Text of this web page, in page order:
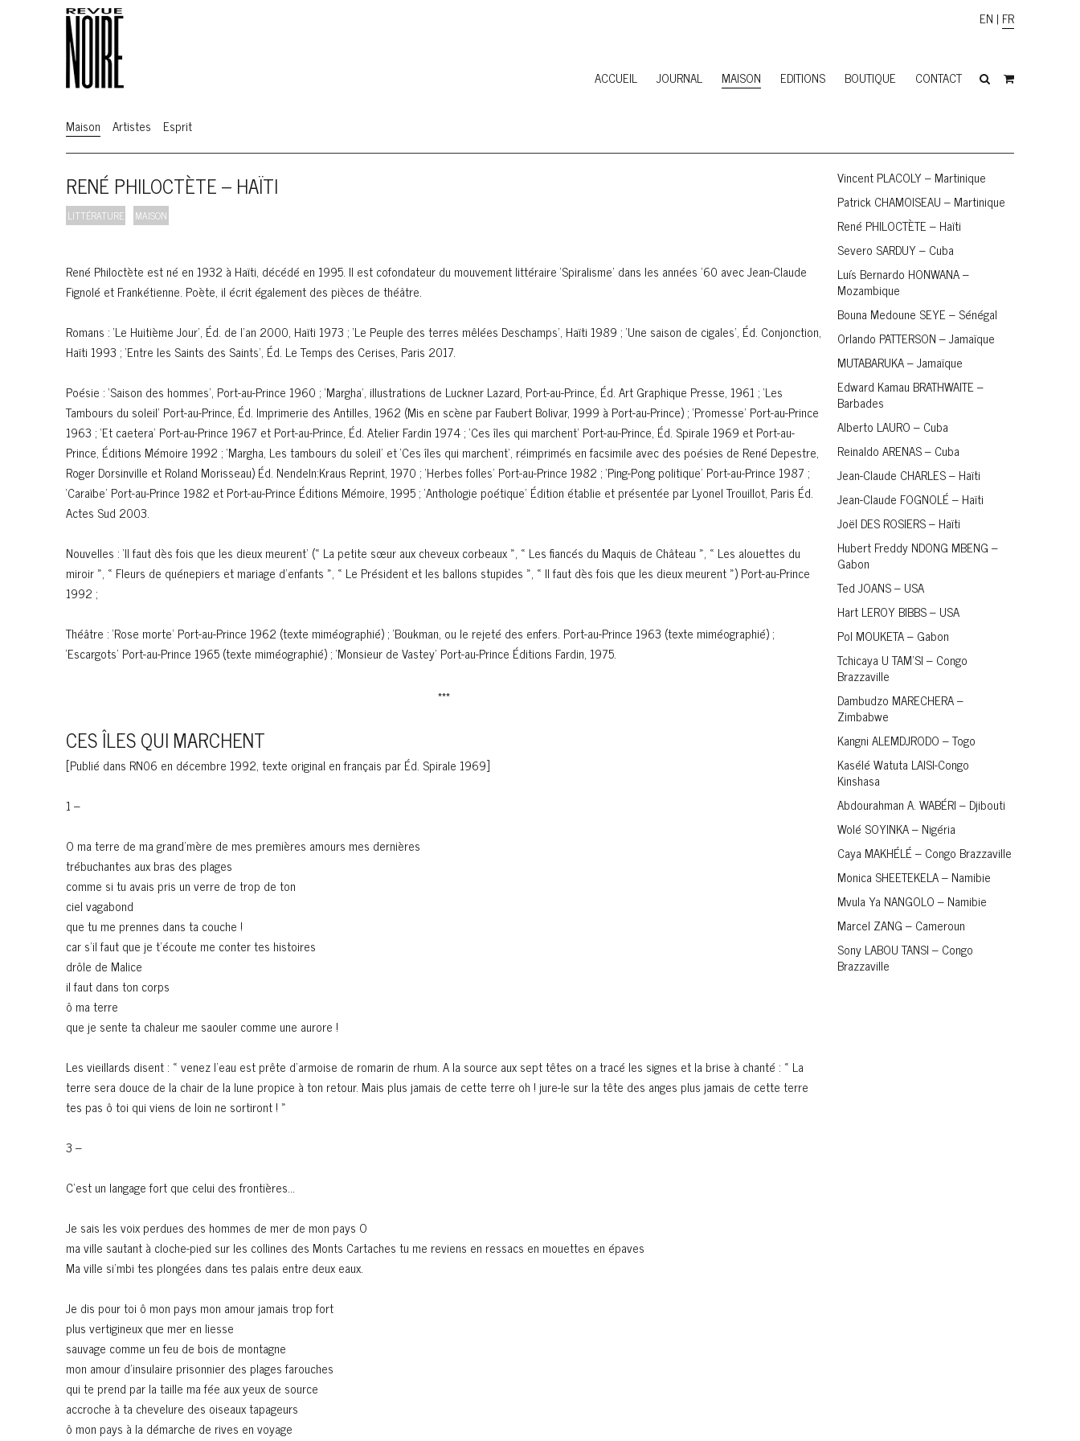
ACCUEIL JOURNAL MAISON EDITIONS BOUTIQUE CONTACT
EN | FR
Maison Artistes Esprit
RENÉ PHILOCTÈTE – HAÏTI
LITTÉRATURE MAISON
René Philoctète est né en 1932 à Haïti, décédé en 1995. Il est cofondateur du mouvement littéraire ‘Spiralisme’ dans les années ’60 avec Jean-Claude
Fignolé et Frankétienne. Poète, il écrit également des pièces de théâtre.
Romans : ‘Le Huitième Jour’, Éd. de l’an 2000, Haïti 1973 ; ‘Le Peuple des terres mêlées Deschamps’, Haïti 1989 ; ‘Une saison de cigales’, Éd. Conjonction,
Haïti 1993 ; ‘Entre les Saints des Saints’, Éd. Le Temps des Cerises, Paris 2017.
Poésie : ‘Saison des hommes’, Port-au-Prince 1960 ; ‘Margha’, illustrations de Luckner Lazard, Port-au-Prince, Éd. Art Graphique Presse, 1961 ; ‘Les
Tambours du soleil’ Port-au-Prince, Éd. Imprimerie des Antilles, 1962 (Mis en scène par Faubert Bolivar, 1999 à Port-au-Prince) ; ‘Promesse’ Port-au-Prince
1963 ; ‘Et caetera’ Port-au-Prince 1967 et Port-au-Prince, Éd. Atelier Fardin 1974 ; ‘Ces îles qui marchent’ Port-au-Prince, Éd. Spirale 1969 et Port-au-
Prince, Éditions Mémoire 1992 ; ‘Margha, Les tambours du soleil’ et ‘Ces îles qui marchent’, réimprimés en facsimile avec des poésies de René Depestre,
Roger Dorsinville et Roland Morisseau) Éd. Nendeln:Kraus Reprint, 1970 ; ‘Herbes folles’ Port-au-Prince 1982 ; ‘Ping-Pong politique’ Port-au-Prince 1987 ;
‘Caraïbe’ Port-au-Prince 1982 et Port-au-Prince Éditions Mémoire, 1995 ; ‘Anthologie poétique’ Édition établie et présentée par Lyonel Trouillot, Paris Éd.
Actes Sud 2003.
Nouvelles : ‘Il faut dès fois que les dieux meurent’ (« La petite sœur aux cheveux corbeaux », « Les fiancés du Maquis de Château », « Les alouettes du
miroir », « Fleurs de quénepiers et mariage d’enfants », « Le Président et les ballons stupides », « Il faut dès fois que les dieux meurent ») Port-au-Prince
1992 ;
Théâtre : ‘Rose morte’ Port-au-Prince 1962 (texte miméographié) ; ‘Boukman, ou le rejeté des enfers. Port-au-Prince 1963 (texte miméographié) ;
‘Escargots’ Port-au-Prince 1965 (texte miméographié) ; ‘Monsieur de Vastey’ Port-au-Prince Éditions Fardin, 1975.
***
CES ÎLES QUI MARCHENT
[Publié dans RN06 en décembre 1992, texte original en français par Éd. Spirale 1969]
1 –
O ma terre de ma grand’mère de mes premières amours mes dernières
trébuchantes aux bras des plages
comme si tu avais pris un verre de trop de ton
ciel vagabond
que tu me prennes dans ta couche !
car s’il faut que je t’écoute me conter tes histoires
drôle de Malice
il faut dans ton corps
ô ma terre
que je sente ta chaleur me saouler comme une aurore !
Les vieillards disent : « venez l’eau est prête d’armoise de romarin de rhum. A la source aux sept têtes on a tracé les signes et la brise à chanté : « La
terre sera douce de la chair de la lune propice à ton retour. Mais plus jamais de cette terre oh ! jure-le sur la tête des anges plus jamais de cette terre
tes pas ô toi qui viens de loin ne sortiront ! »
3 –
C’est un langage fort que celui des frontières…
Je sais les voix perdues des hommes de mer de mon pays O
ma ville sautant à cloche-pied sur les collines des Monts Cartaches tu me reviens en ressacs en mouettes en épaves
Ma ville si’mbi tes plongées dans tes palais entre deux eaux.
Je dis pour toi ô mon pays mon amour jamais trop fort
plus vertigineux que mer en liesse
sauvage comme un feu de bois de montagne
mon amour d’insulaire prisonnier des plages farouches
qui te prend par la taille ma fée aux yeux de source
accroche à ta chevelure des oiseaux tapageurs
ô mon pays à la démarche de rives en voyage
Vincent PLACOLY – Martinique
Patrick CHAMOISEAU – Martinique
René PHILOCTÈTE – Haïti
Severo SARDUY – Cuba
Luís Bernardo HONWANA –
Mozambique
Bouna Medoune SEYE – Sénégal
Orlando PATTERSON – Jamaïque
MUTABARUKA – Jamaïque
Edward Kamau BRATHWAITE –
Barbades
Alberto LAURO – Cuba
Reinaldo ARENAS – Cuba
Jean-Claude CHARLES – Haïti
Jean-Claude FOGNOLÉ – Haïti
Joël DES ROSIERS – Haïti
Hubert Freddy NDONG MBENG –
Gabon
Ted JOANS – USA
Hart LEROY BIBBS – USA
Pol MOUKETA – Gabon
Tchicaya U TAM’SI – Congo
Brazzaville
Dambudzo MARECHERA –
Zimbabwe
Kangni ALEMDJRODO – Togo
Kasélé Watuta LAISI-Congo
Kinshasa
Abdourahman A. WABÉRI – Djibouti
Wolé SOYINKA – Nigéria
Caya MAKHÉLÉ – Congo Brazzaville
Monica SHEETEKELA – Namibie
Mvula Ya NANGOLO – Namibie
Marcel ZANG – Cameroun
Sony LABOU TANSI – Congo
Brazzaville